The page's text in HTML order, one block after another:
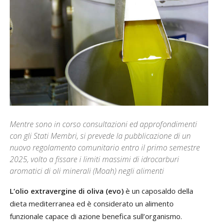
Mentre sono in corso consultazioni ed approfondimenti
con gli Stati Membri, si prevede la pubblicazione di un
nuovo regolamento comunitario entro il primo semestre
2025, volto a fissare i limiti massimi di idrocarburi
aromatici di oli minerali (Moah) negli alimenti
L’olio extravergine di oliva (evo) è un caposaldo della
dieta mediterranea ed è considerato un alimento
funzionale capace di azione benefica sull’organismo.